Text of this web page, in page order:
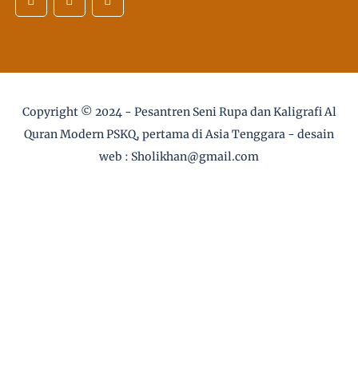
Copyright © 2024 - Pesantren Seni Rupa dan Kaligrafi Al
Quran Modern PSKQ, pertama di Asia Tenggara - desain
web : Sholikhan@gmail.com